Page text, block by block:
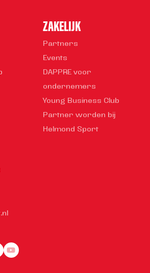
ZAKELIJK
Partners
Events
DAPPRE voor
ondernemers
Young Business Club
Partner worden bij
Helmond Sport